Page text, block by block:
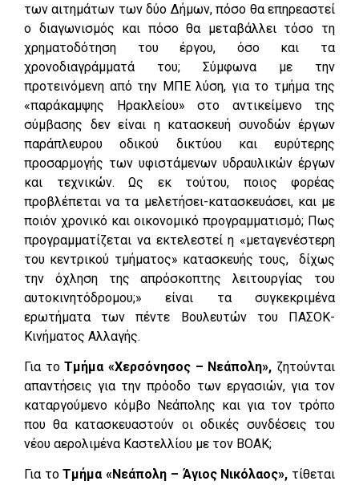
των αιτημάτων των δύο Δήμων, πόσο θα επηρεαστεί
ο διαγωνισμός και πόσο θα μεταβάλλει τόσο τη
χρηματοδότηση του έργου, όσο και τα
χρονοδιαγράμματά του; Σύμφωνα με την
προτεινόμενη από την ΜΠΕ λύση, για το τμήμα της
«παράκαμψης Ηρακλείου» στο αντικείμενο της
σύμβασης δεν είναι η κατασκευή συνοδών έργων
παράπλευρου οδικού δικτύου και ευρύτερης
προσαρμογής των υφιστάμενων υδραυλικών έργων
και τεχνικών. Ως εκ τούτου, ποιος φορέας
προβλέπεται να τα μελετήσει-κατασκευάσει, και με
ποιόν χρονικό και οικονομικό προγραμματισμό; Πως
προγραμματίζεται να εκτελεστεί η «μεταγενέστερη
του κεντρικού τμήματος» κατασκευής τους, δίχως
την όχληση της απρόσκοπτης λειτουργίας του
αυτοκινητόδρομου;» είναι τα συγκεκριμένα
ερωτήματα των πέντε Βουλευτών του ΠΑΣΟΚ-
Κινήματος Αλλαγής.
Για τοΤμήμα «Χερσόνησος – Νεάπολη», ζητούνται
απαντήσεις για την πρόοδο των εργασιών, για τον
καταργούμενο κόμβο Νεάπολης και για τον τρόπο
που θα κατασκευαστούν οι οδικές συνδέσεις του
νέου αερολιμένα Καστελλίου με τον ΒΟΑΚ;
Για τοΤμήμα «Νεάπολη – Άγιος Νικόλαος», τίθεται